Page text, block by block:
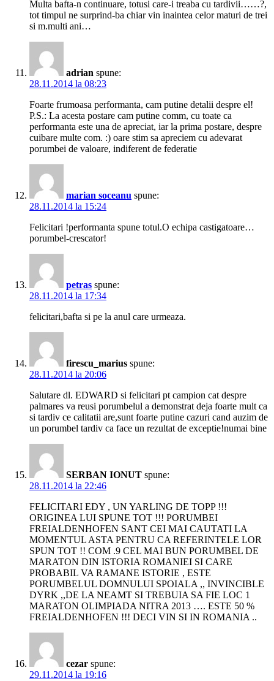
Multa bafta-n continuare, totusi care-i treaba cu tardivii……?,
tot timpul ne surprind-ba chiar vin inaintea celor maturi de trei
si m.multi ani…
adrian spune:
28.11.2014 la 08:23
Foarte frumoasa performanta, cam putine detalii despre el!
P.S.: La acesta postare cam putine comm, cu toate ca
performanta este una de apreciat, iar la prima postare, despre
cuibare multe com. :) oare stim sa apreciem cu adevarat
porumbei de valoare, indiferent de federatie
marian soceanu spune:
28.11.2014 la 15:24
Felicitari !performanta spune totul.O echipa castigatoare…
porumbel-crescator!
petras spune:
28.11.2014 la 17:34
felicitari,bafta si pe la anul care urmeaza.
firescu_marius spune:
28.11.2014 la 20:06
Salutare dl. EDWARD si felicitari pt campion cat despre
palmares va reusi porumbelul a demonstrat deja foarte mult ca
si tardiv ce calitatii are,sunt foarte putine cazuri cand auzim de
un porumbel tardiv ca face un rezultat de exceptie!numai bine
SERBAN IONUT spune:
28.11.2014 la 22:46
FELICITARI EDY , UN YARLING DE TOPP !!!
ORIGINEA LUI SPUNE TOT !!! PORUMBEI
FREIALDENHOFEN SANT CEI MAI CAUTATI LA
MOMENTUL ASTA PENTRU CA REFERINTELE LOR
SPUN TOT !! COM .9 CEL MAI BUN PORUMBEL DE
MARATON DIN ISTORIA ROMANIEI SI CARE
PROBABIL VA RAMANE ISTORIE , ESTE
PORUMBELUL DOMNULUI SPOIALA ,, INVINCIBLE
DYRK ,,DE LA NEAMT SI TREBUIA SA FIE LOC 1
MARATON OLIMPIADA NITRA 2013 …. ESTE 50 %
FREIALDENHOFEN !!! DECI VIN SI IN ROMANIA ..
cezar spune:
29.11.2014 la 19:16